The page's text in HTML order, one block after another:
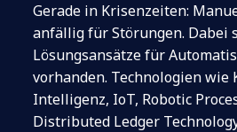
Gerade in Krisenzeiten:
anfällig für Störungen. Dabei
Lösungsansätze für
vorhanden. Technologien wie
Intelligenz, IoT, Robotic
Distributed Ledger